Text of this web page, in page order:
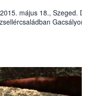
május 18., Szeged. Dr.
Gacsályon.
Kertészeti
Mezőgazdasági